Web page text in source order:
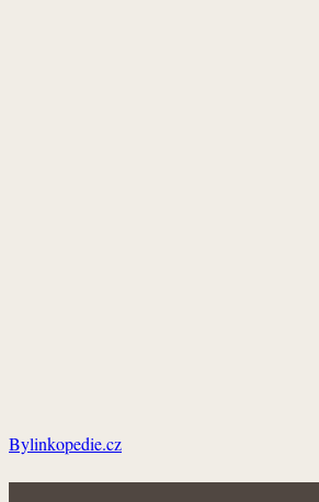
Bylinkopedie.cz